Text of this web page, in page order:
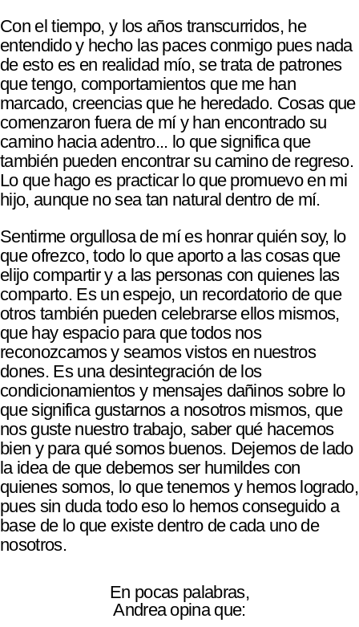
Con el tiempo, y los años transcurridos, he
entendido y hecho las paces conmigo pues nada
de esto es en realidad mío, se trata de patrones
que tengo, comportamientos que me han
marcado, creencias que he heredado. Cosas que
comenzaron fuera de mí y han encontrado su
camino hacia adentro... lo que significa que
también pueden encontrar su camino de regreso.
Lo que hago es practicar lo que promuevo en mi
hijo, aunque no sea tan natural dentro de mí.
Sentirme orgullosa de mí es honrar quién soy, lo
que ofrezco, todo lo que aporto a las cosas que
elijo compartir y a las personas con quienes las
comparto. Es un espejo, un recordatorio de que
otros también pueden celebrarse ellos mismos,
que hay espacio para que todos nos
reconozcamos y seamos vistos en nuestros
dones. Es una desintegración de los
condicionamientos y mensajes dañinos sobre lo
que significa gustarnos a nosotros mismos, que
nos guste nuestro trabajo, saber qué hacemos
bien y para qué somos buenos. Dejemos de lado
la idea de que debemos ser humildes con
quienes somos, lo que tenemos y hemos logrado,
pues sin duda todo eso lo hemos conseguido a
base de lo que existe dentro de cada uno de
nosotros.
En pocas palabras,
Andrea opina que: